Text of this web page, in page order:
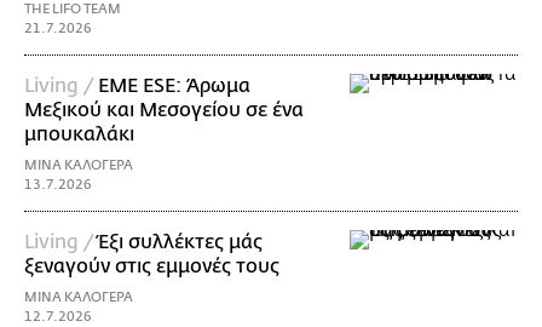
THE LIFO TEAM
21.7.2026
Living / EME ESE: Άρωμα
Μεξικού και Μεσογείου σε ένα
μπουκαλάκι
ΜΙΝΑ ΚΑΛΟΓΕΡΑ
13.7.2026
Living /Έξι συλλέκτες μάς
ξεναγούν στις εμμονές τους
ΜΙΝΑ ΚΑΛΟΓΕΡΑ
12.7.2026